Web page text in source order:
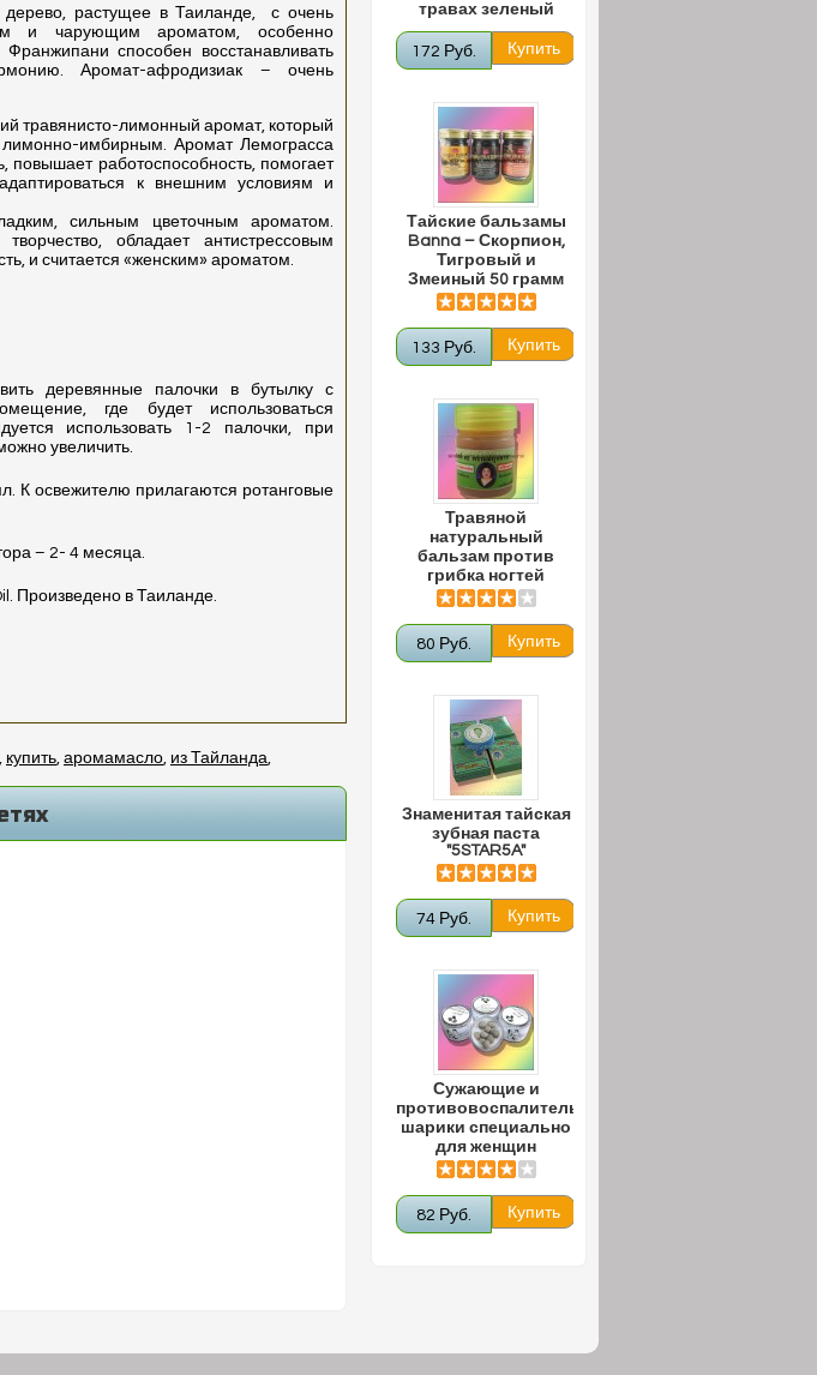
травах зеленый
172 Руб.
Тайские бальзамы
Banna – Скорпион,
Тигровый и
Змеиный 50 грамм
133 Руб.
Травяной
натуральный
бальзам против
грибка ногтей
80 Руб.
Знаменитая тайская
зубная паста
"5STAR5A"
74 Руб.
Сужающие и
противовоспалительные
шарики специально
для женщин
82 Руб.
дерево, растущее в Таиланде,
с очень
и чарующим ароматом, особенно
способен восстанавливать
Аромат-афродизиак – очень
травянисто-лимонный аромат, который
имбирным. Аромат Лемограсса
повышает работоспособность, помогает
к внешним условиям и
сильным цветочным ароматом.
обладает антистрессовым
и считается «женским» ароматом.
деревянные палочки в бутылку с
где будет использоваться
использовать 1-2 палочки, при
увеличить.
К освежителю прилагаются ротанговые
– 2- 4 месяца.
Произведено в Таиланде.
, купить, аромамасло, из Тайланда,